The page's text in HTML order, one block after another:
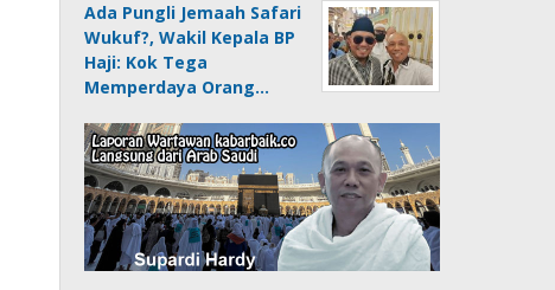
Ada Pungli Jemaah Safari
Wukuf?, Wakil Kepala BP
Haji: Kok Tega
Memperdaya Orang…